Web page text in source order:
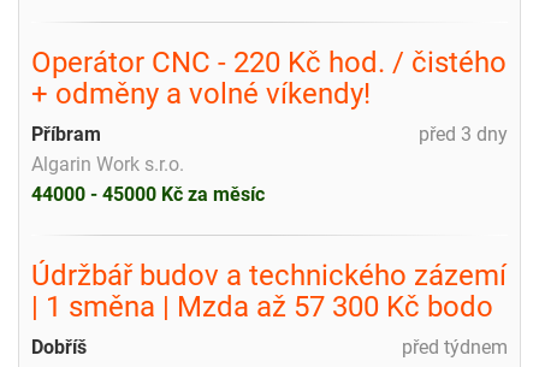
Operátor CNC - 220 Kč hod. / čistého
+ odměny a volné víkendy!
před 3 dny
Příbram
Algarin Work s.r.o.
44000 - 45000 Kč za měsíc
Údržbář budov a technického zázemí
| 1 směna | Mzda až 57 300 Kč bodo
před týdnem
Dobříš